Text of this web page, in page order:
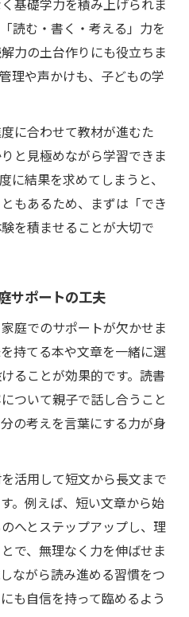
基礎学力を積み上げられま
読む・書く・考える」力を
力の土台作りにも役立ちま
理や声かけも、子どもの学
に合わせて教材が進むた
と見極めながら学習できま
に結果を求めてしまうと、
もあるため、まずは「でき
を積ませることが大切で
サポートの工夫
庭でのサポートが欠かせま
持てる本や文章を一緒に選
ることが効果的です。読書
ついて親子で話し合うこと
の考えを言葉にする力が身
活用して短文から長文まで
。例えば、短い文章から始
へとステップアップし、理
で、無理なく力を伸ばせま
ながら読み進める習慣をつ
も自信を持って臨めるよう